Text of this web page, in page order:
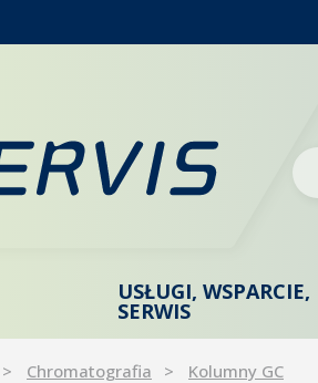
USŁUGI, WSPARCIE,
SERWIS
Chromatografia Kolumny GC